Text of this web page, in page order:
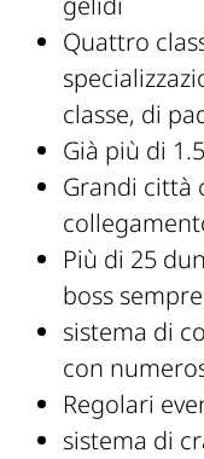
Quattro
classe, di
Già più di
Grandi città
Più di 25
boss
sistema di
con
Regolari
sistema di